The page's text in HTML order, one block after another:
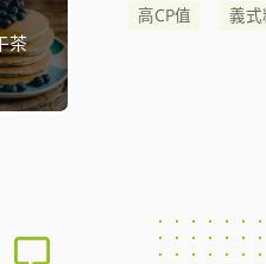
茶
高CP值 義式